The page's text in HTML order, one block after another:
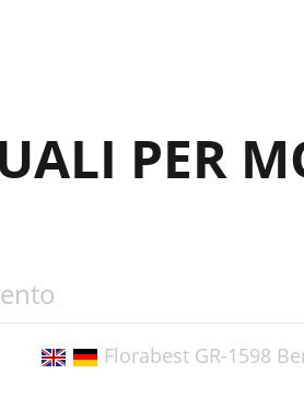
PER
Florabest GR-1598